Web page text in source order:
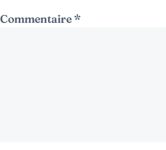
Commentaire*